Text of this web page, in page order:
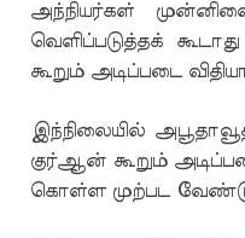
அந்நியர்கள்
வெளிப்படுத்தக்
கூறும் அடிப்படை
இந்நிலையில்
குர்ஆன் கூறும்
கொள்ள முற்பட